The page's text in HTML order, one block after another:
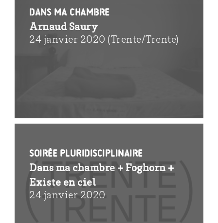
Dans ma chambre
Arnaud Saury
24 janvier 2020 (Trente/Trente)
Soirée pluridisciplinaire
Dans ma chambre + Foghorn +
Existe en ciel
24 janvier 2020